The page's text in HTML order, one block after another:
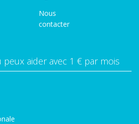
Nous
contacter
aider avec 1 € par mois